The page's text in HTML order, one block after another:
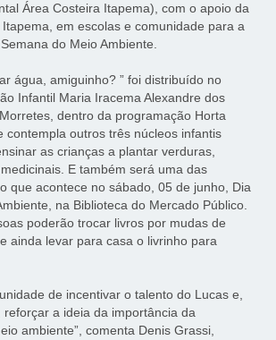
Área Costeira Itapema), com o apoio da
em escolas e comunidade para a
do Meio Ambiente.
água, amiguinho? ” foi distribuído no
Infantil Maria Iracema Alexandre dos
dentro da programação Horta
contempla outros três núcleos infantis
as crianças a plantar verduras,
E também será uma das
que acontece no sábado, 05 de junho, Dia
na Biblioteca do Mercado Público.
poderão trocar livros por mudas de
ainda levar para casa o livrinho para
de incentivar o talento do Lucas e,
a ideia da importância da
ambiente”, comenta Denis Grassi,